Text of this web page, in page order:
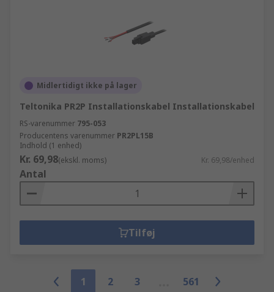
Midlertidigt ikke på lager
Teltonika PR2P Installationskabel Installationskabel
RS-varenummer 795-053
Producentens varenummer PR2PL15B
Indhold (1 enhed)
Kr. 69,98(ekskl. moms) Kr. 69,98/enhed
Antal
Tilføj
1 2 3
561